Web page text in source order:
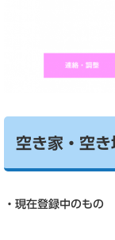
空き家・空
・現在登録中のもの